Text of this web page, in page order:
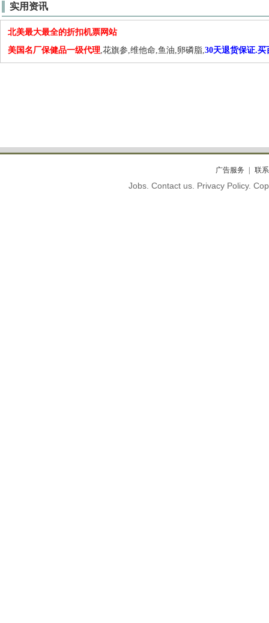
实用资讯
北美最大最全的折扣机票网站
美国名厂保健品一级代理,花旗参,维他命,鱼油,卵磷脂,30天退货保证.买
广告服务 联
Jobs. Contact us. Privacy Policy.